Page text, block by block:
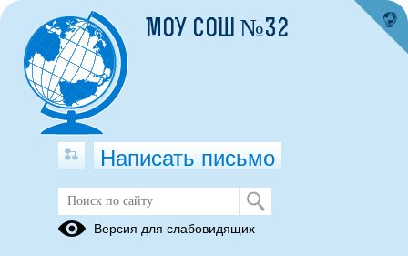
Всероссийские проверочные работы
МОУ СОШ №32
Написать письмо
Версия для слабовидящих